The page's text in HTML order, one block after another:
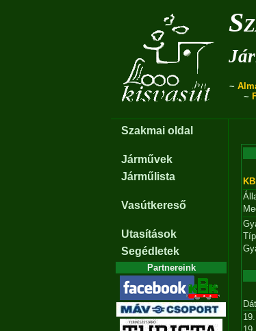
~
~
Szakmai oldal
Járművek
Járműlista
Vasútkereső
Utasítások
Segédletek
Partnereink